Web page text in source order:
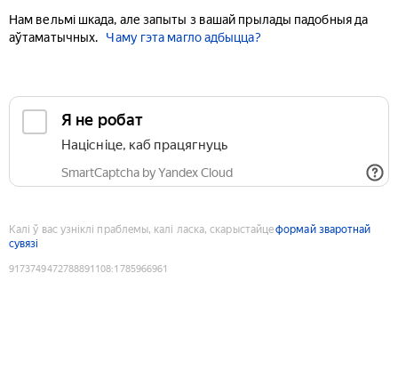
Нам вельмі шкада, але запыты з вашай прылады падобныя да
аўтаматычных.
Чаму гэта магло адбыцца?
Я не робат
Націсніце, каб працягнуць
SmartCaptcha by Yandex Cloud
Калі ў вас узніклі праблемы, калі ласка, скарыстайцеформай зваротнай
сувязі
9173749472788891108:1785966961